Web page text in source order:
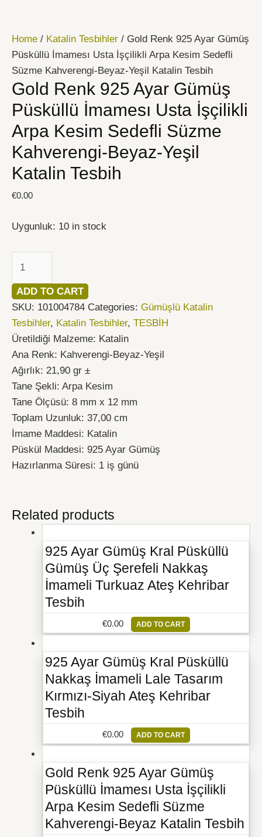
Home / Katalin Tesbihler / Gold Renk 925 Ayar Gümüş
Püsküllü İmamesı Usta İşçilikli Arpa Kesim Sedefli
Süzme Kahverengi-Beyaz-Yeşil Katalin Tesbih
Gold Renk 925 Ayar Gümüş
Püsküllü İmamesı Usta İşçilikli
Arpa Kesim Sedefli Süzme
Kahverengi-Beyaz-Yeşil
Katalin Tesbih
€0.00
Uygunluk: 10 in stock
925
Ayar
Gümüş
Püsküllü
İmamesı
Usta
İşçilikli
Arpa
Kesim
Sedefli
Süzme
Beyaz-
quantity
ADD TO CART
SKU: 101004784 Categories: Gümüşlü Katalin
Tesbihler, Katalin Tesbihler, TESBİH
Üretildiği Malzeme: Katalin
Ana Renk: Kahverengi-Beyaz-Yeşil
Ağırlık: 21,90 gr ±
Tane Şekli: Arpa Kesim
Tane Ölçüsü: 8 mm x 12 mm
Toplam Uzunluk: 37,00 cm
İmame Maddesi: Katalin
Püskül Maddesi: 925 Ayar Gümüş
Hazırlanma Süresi: 1 iş günü
Related products
925 Ayar Gümüş Kral Püsküllü
Gümüş Üç Şerefeli Nakkaş
İmameli Turkuaz Ateş Kehribar
Tesbih
€0.00 ADD TO CART
925 Ayar Gümüş Kral Püsküllü
Nakkaş İmameli Lale Tasarım
Kırmızı-Siyah Ateş Kehribar
Tesbih
€0.00 ADD TO CART
Gold Renk 925 Ayar Gümüş
Püsküllü İmamesı Usta İşçilikli
Arpa Kesim Sedefli Süzme
Kahverengi-Beyaz Katalin Tesbih